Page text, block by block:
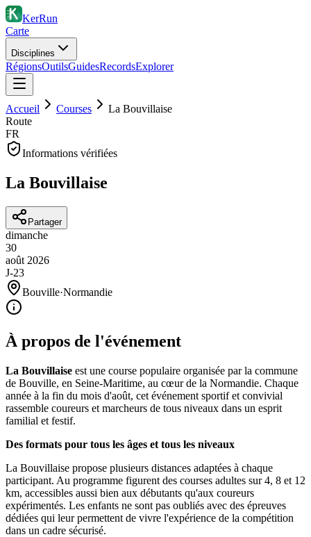
KerRun
Carte
Disciplines
RégionsOutilsGuidesRecordsExplorer
Accueil Courses
La Bouvillaise
Route
FR
Informations vérifiées
La Bouvillaise
Partager
dimanche
30
août 2026
J-23
Bouville·Normandie
À propos de l'événement
La Bouvillaise est une course populaire organisée par la commune
de Bouville, en Seine-Maritime, au cœur de la Normandie. Chaque
année à la fin du mois d'août, cet événement sportif et convivial
rassemble coureurs et marcheurs de tous niveaux dans un esprit
familial et festif.
Des formats pour tous les âges et tous les niveaux
La Bouvillaise propose plusieurs distances adaptées à chaque
participant. Au programme figurent des courses adultes sur 4, 8 et 12
km, accessibles aussi bien aux débutants qu'aux coureurs
expérimentés. Les enfants ne sont pas oubliés avec des épreuves
dédiées qui leur permettent de vivre l'expérience de la compétition
dans un cadre sécurisé.